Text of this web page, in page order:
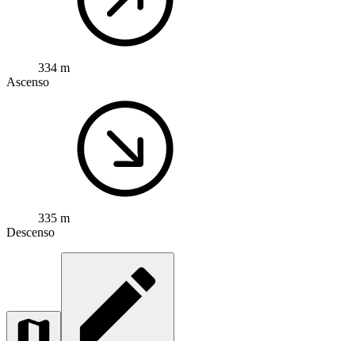
334 m
Ascenso
335 m
Descenso